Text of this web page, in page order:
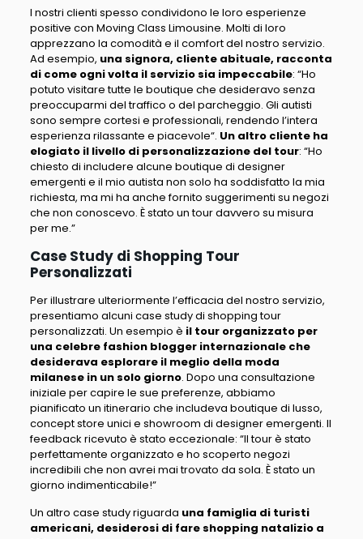
I nostri clienti spesso condividono le loro esperienze
positive con Moving Class Limousine. Molti di loro
apprezzano la comodità e il comfort del nostro servizio.
Ad esempio, una signora, cliente abituale, racconta
di come ogni volta il servizio sia impeccabile: “Ho
potuto visitare tutte le boutique che desideravo senza
preoccuparmi del traffico o del parcheggio. Gli autisti
sono sempre cortesi e professionali, rendendo l’intera
esperienza rilassante e piacevole“. Un altro cliente ha
elogiato il livello di personalizzazione del tour: “Ho
chiesto di includere alcune boutique di designer
emergenti e il mio autista non solo ha soddisfatto la mia
richiesta, ma mi ha anche fornito suggerimenti su negozi
che non conoscevo. È stato un tour davvero su misura
per me.”
Case Study di Shopping Tour
Personalizzati
Per illustrare ulteriormente l’efficacia del nostro servizio,
presentiamo alcuni case study di shopping tour
personalizzati. Un esempio è il tour organizzato per
una celebre fashion blogger internazionale che
desiderava esplorare il meglio della moda
milanese in un solo giorno. Dopo una consultazione
iniziale per capire le sue preferenze, abbiamo
pianificato un itinerario che includeva boutique di lusso,
concept store unici e showroom di designer emergenti. Il
feedback ricevuto è stato eccezionale: “Il tour è stato
perfettamente organizzato e ho scoperto negozi
incredibili che non avrei mai trovato da sola. È stato un
giorno indimenticabile!”
Un altro case study riguarda una famiglia di turisti
americani, desiderosi di fare shopping natalizio a